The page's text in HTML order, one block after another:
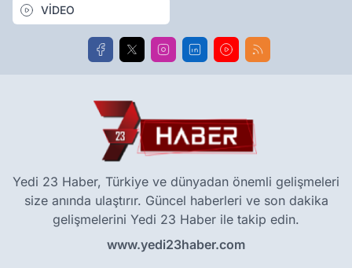
VİDEO
Yedi 23 Haber, Türkiye ve dünyadan önemli gelişmeleri
size anında ulaştırır. Güncel haberleri ve son dakika
gelişmelerini Yedi 23 Haber ile takip edin.
www.yedi23haber.com